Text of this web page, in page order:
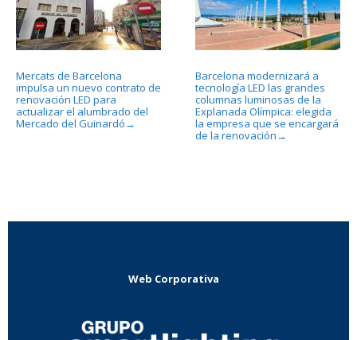
Mercats de Barcelona
impulsa un nuevo contrato de
renovación LED para
actualizar el alumbrado del
Mercado del Guinardó →
Barcelona modernizará a
tecnología LED las grandes
columnas luminosas de la
Explanada Olímpica: elegida
la empresa que se encargará
de la renovación →
Web Corporativa